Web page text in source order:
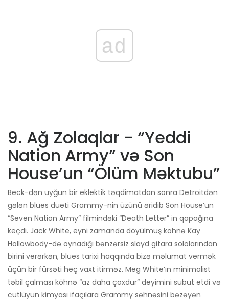
ad
9. Ağ Zolaqlar - “Yeddi
Nation Army” və Son
House’un “Ölüm Məktubu”
Beck-dən uyğun bir eklektik təqdimatdan sonra Detroitdən
gələn blues dueti Grammy-nin üzünü əridib Son House’un
“Seven Nation Army” filmindəki “Death Letter” in qapağına
keçdi. Jack White, eyni zamanda döyülmüş köhnə Kay
Hollowbody-də oynadığı bənzərsiz slayd gitara sololarından
birini verərkən, blues tarixi haqqında bizə məlumat vermək
üçün bir fürsəti heç vaxt itirməz. Meg White’ın minimalist
təbil çalması köhnə “az daha çoxdur” deyimini sübut etdi və
cütlüyün kimyası ifaçılara Grammy səhnəsini bəzəyən